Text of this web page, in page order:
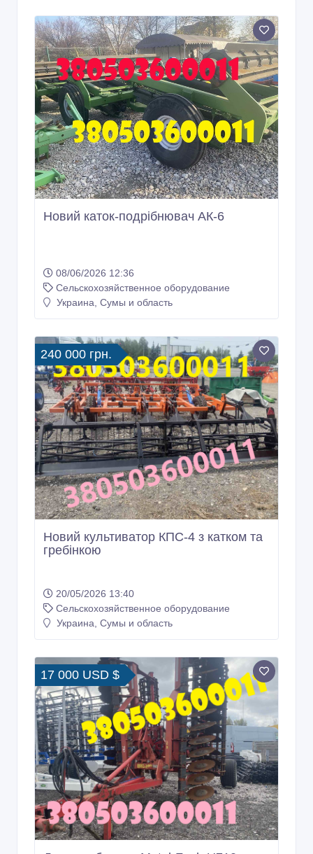
Новий каток-подрібнювач АК-6
08/06/2026 12:36
Сельскохозяйственное оборудование
Украина, Сумы и область
240 000 грн.
Новий культиватор КПС-4 з катком та
гребінкою
20/05/2026 13:40
Сельскохозяйственное оборудование
Украина, Сумы и область
17 000 USD $